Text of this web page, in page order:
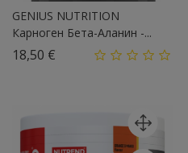
GENIUS NUTRITION
Карноген Бета-Аланин -...
18,50 €